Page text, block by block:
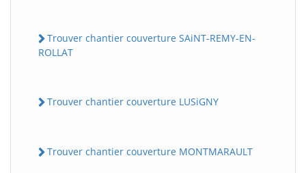
Trouver chantier couverture SAiNT-REMY-EN-
ROLLAT
Trouver chantier couverture LUSiGNY
Trouver chantier couverture MONTMARAULT